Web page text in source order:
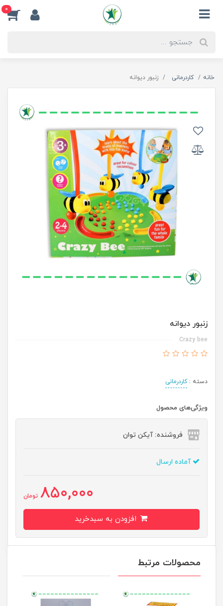
0
خانه کاردرمانی زنبور دیوانه
زنبور دیوانه
Crazy bee
دسته :کاردرمانی
ویژگی‌های محصول
فروشنده: آیکن توان
آماده ارسال
850,000 تومان
محصولات مرتبط